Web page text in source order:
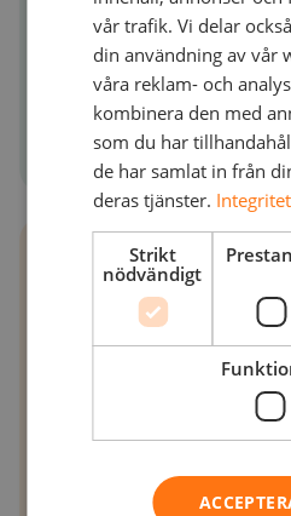
Datum: 31 mars
Tid: 18:30
Registrera
På grund av det
platser gäller först till
kontaktperson för
vår trafik. Vi delar
din användning av vår
våra reklam- och
kombinera den med
som du har
de har samlat in från
deras tjänster.
Strikt
nödvändigt